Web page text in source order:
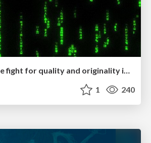
Game over? The fight for quality and originality in the time of robots
1 240